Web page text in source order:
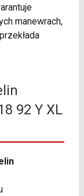
manewrach,
92 Y XL